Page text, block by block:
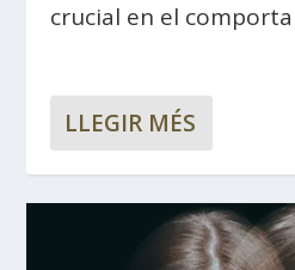
crucial en el
LLEGIR MÉS